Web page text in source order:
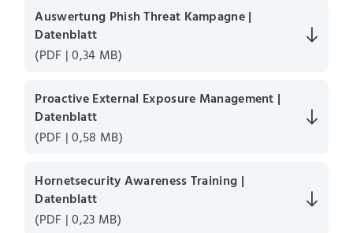
Auswertung Phish Threat Kampagne |
Datenblatt
(PDF | 0,34 MB)
Proactive External Exposure Management |
Datenblatt
(PDF | 0,58 MB)
Hornetsecurity Awareness Training |
Datenblatt
(PDF | 0,23 MB)